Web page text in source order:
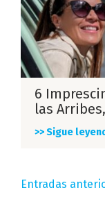
6
las
>> Sigue
Entradas